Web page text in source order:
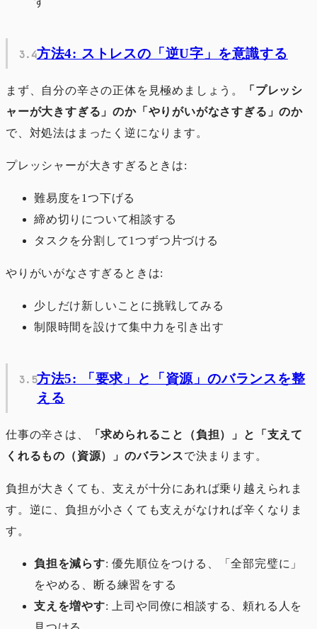
方法4: ストレスの「逆U字」を意識する
まず、自分の辛さの正体を見極めましょう。
「プレッシ
ャーが大きすぎる」のか「やりがいがなさすぎる」のか
で、対処法はまったく逆になります。
プレッシャーが大きすぎるときは:
難易度を1つ下げる
締め切りについて相談する
タスクを分割して1つずつ片づける
やりがいがなさすぎるときは:
少しだけ新しいことに挑戦してみる
制限時間を設けて集中力を引き出す
方法5: 「要求」と「資源」のバランスを整
える
仕事の辛さは、
「求められること（負担）」と「支えて
くれるもの（資源）」のバランスで決まります。
負担が大きくても、支えが十分にあれば乗り越えられま
す。逆に、負担が小さくても支えがなければ辛くなりま
す。
負担を減らす: 優先順位をつける、「全部完璧に」
をやめる、断る練習をする
支えを増やす: 上司や同僚に相談する、頼れる人を